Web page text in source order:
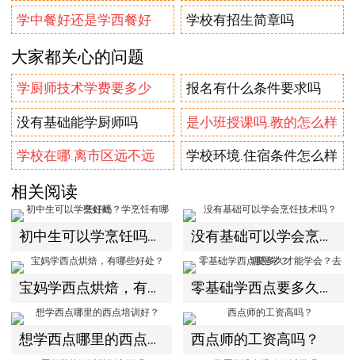
学中餐好还是学西餐好 学校有招生简章吗
大家都关心的问题
学厨师技术学费要多少 报名有什么条件要求吗
没有基础能学厨师吗 是小班授课吗.教的怎么样
学校在哪.离市区远不远 学校环境.住宿条件怎么样
相关阅读
初中生可以学烹饪吗？学烹饪有哪些好处 没有基础可以学会烹饪技术吗？
宝妈学西点烘焙，有哪些好处？ 零基础学西点要多久才能学会？去哪里学？
想学西点哪里的西点培训好？ 西点师的工资高吗？